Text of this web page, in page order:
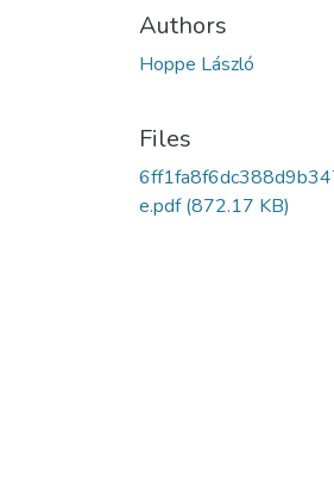
Authors
Hoppe László
Files
e.pdf(872.17 KB)